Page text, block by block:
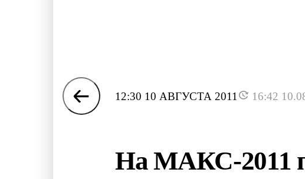
12:30 10 АВГУСТА 2011 16:42
На МАКС-2011